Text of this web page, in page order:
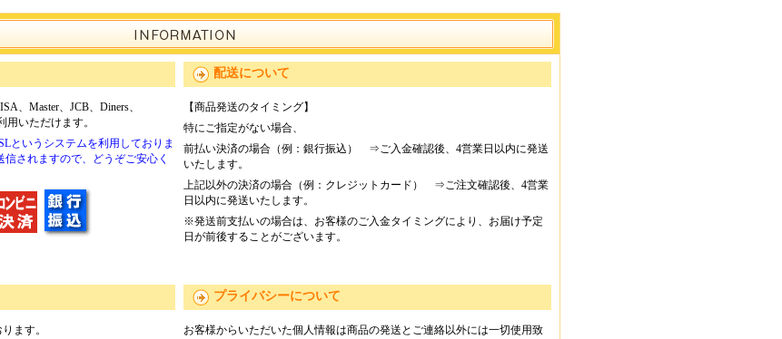
配送について
、Master、JCB、Diners、
いただけます。
というシステムを利用しておりま
されますので、どうぞご安心く
【商品発送のタイミング】
特にご指定がない場合、
前払い決済の場合（例：銀行振込） ⇒ご入金確認後、4営業日以内に発送
いたします。
上記以外の決済の場合（例：クレジットカード） ⇒ご注文確認後、4営業
日以内に発送いたします。
※発送前支払いの場合は、お客様のご入金タイミングにより、お届け予定
日が前後することがございます。
プライバシーについて
ます。 お客様からいただいた個人情報は商品の発送とご連絡以外には一切使用致